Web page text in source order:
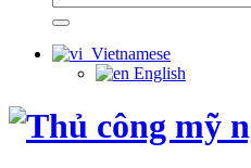
Vietnamese
English